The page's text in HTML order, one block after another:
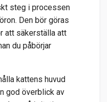
steg i processen
Den bör göras
att säkerställa att
du påbörjar
kattens huvud
god överblick av